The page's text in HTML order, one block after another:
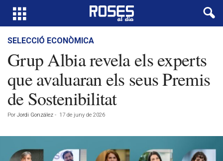
SELECCIÓ ECONÒMICA
Grup Albia revela els experts
que avaluaran els seus Premis
de Sostenibilitat
Por Jordi González - 17 de juny de 2026